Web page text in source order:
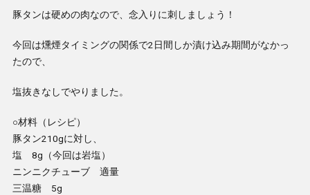
豚タンは硬めの肉なので、念入りに刺しましょう！
今回は燻煙タイミングの関係で2日間しか漬け込み期間がなかっ
たので、
塩抜きなしでやりました。
○材料（レシピ）
豚タン210gに対し、
塩 8g（今回は岩塩）
ニンニクチューブ 適量
三温糖 5g